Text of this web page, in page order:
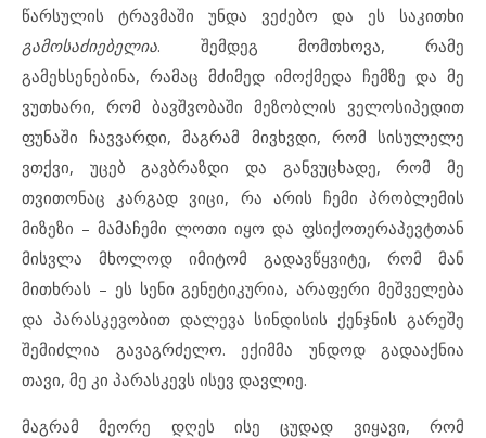
წარსულის ტრავმაში უნდა ვეძებო და ეს საკითხი
გამოსაძიებელია. შემდეგ მომთხოვა, რამე
გამეხსენებინა, რამაც მძიმედ იმოქმედა ჩემზე და მე
ვუთხარი, რომ ბავშვობაში მეზობლის ველოსიპედით
ფუნაში ჩავვარდი, მაგრამ მივხვდი, რომ სისულელე
ვთქვი, უცებ გავბრაზდი და განვუცხადე, რომ მე
თვითონაც კარგად ვიცი, რა არის ჩემი პრობლემის
მიზეზი – მამაჩემი ლოთი იყო და ფსიქოთერაპევტთან
მისვლა მხოლოდ იმიტომ გადავწყვიტე, რომ მან
მითხრას – ეს სენი გენეტიკურია, არაფერი მეშველება
და პარასკევობით დალევა სინდისის ქენჯნის გარეშე
შემიძლია გავაგრძელო. ექიმმა უნდოდ გადააქნია
თავი, მე კი პარასკევს ისევ დავლიე.
მაგრამ მეორე დღეს ისე ცუდად ვიყავი, რომ